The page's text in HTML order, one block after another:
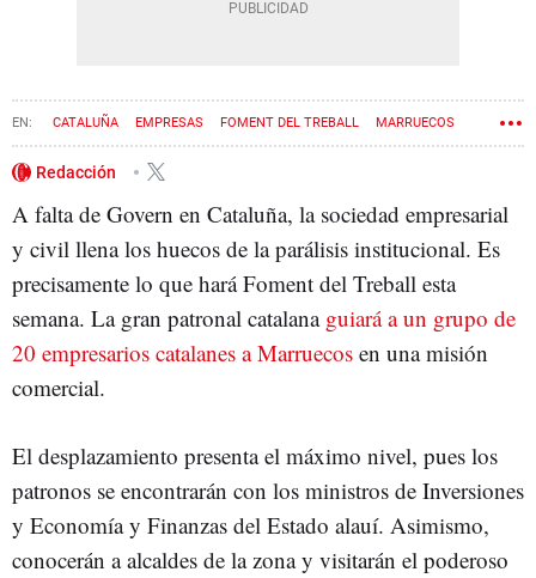
CATALUÑA EMPRESAS FOMENT DEL TREBALL MARRUECOS
JOSEP SÁNCHEZ LLIBRE
Redacción
A falta de Govern en Cataluña, la sociedad empresarial
y civil llena los huecos de la parálisis institucional. Es
precisamente lo que hará Foment del Treball esta
semana. La gran patronal catalana guiará a un grupo de
20 empresarios catalanes a Marruecos en una misión
comercial.
El desplazamiento presenta el máximo nivel, pues los
patronos se encontrarán con los ministros de Inversiones
y Economía y Finanzas del Estado alauí. Asimismo,
conocerán a alcaldes de la zona y visitarán el poderoso